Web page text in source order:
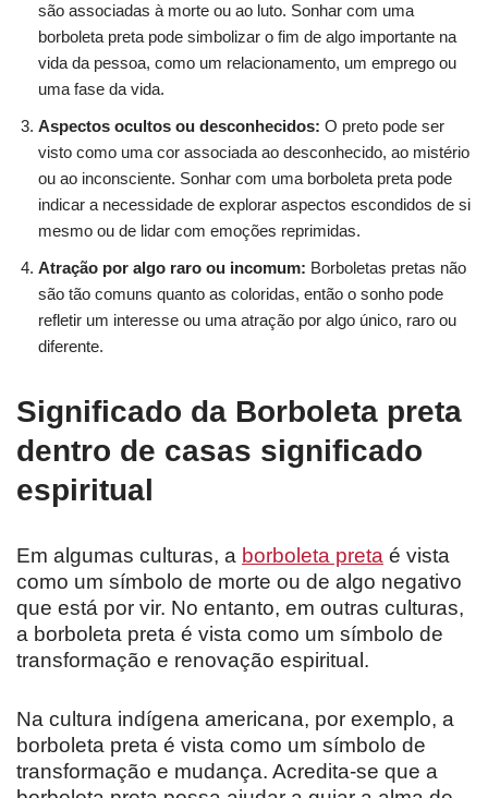
são associadas à morte ou ao luto. Sonhar com uma
borboleta preta pode simbolizar o fim de algo importante na
vida da pessoa, como um relacionamento, um emprego ou
uma fase da vida.
Aspectos ocultos ou desconhecidos: O preto pode ser
visto como uma cor associada ao desconhecido, ao mistério
ou ao inconsciente. Sonhar com uma borboleta preta pode
indicar a necessidade de explorar aspectos escondidos de si
mesmo ou de lidar com emoções reprimidas.
Atração por algo raro ou incomum: Borboletas pretas não
são tão comuns quanto as coloridas, então o sonho pode
refletir um interesse ou uma atração por algo único, raro ou
diferente.
Significado da Borboleta preta
dentro de casas significado
espiritual
Em algumas culturas, a borboleta preta é vista
como um símbolo de morte ou de algo negativo
que está por vir. No entanto, em outras culturas,
a borboleta preta é vista como um símbolo de
transformação e renovação espiritual.
Na cultura indígena americana, por exemplo, a
borboleta preta é vista como um símbolo de
transformação e mudança. Acredita-se que a